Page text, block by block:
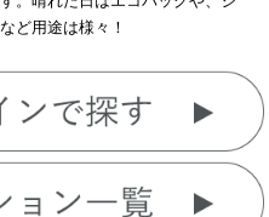
ど用途は様々！